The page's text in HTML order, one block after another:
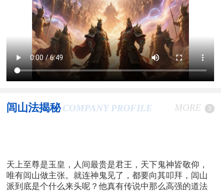
闾山法揭秘 COMPANY PROFILE MORE
天上至尊是玉皇，人间最贵是君王，天下鬼神皆敬仰，
唯有闾山做主张。就连神鬼见了，都要向其叩拜，闾山
派到底是个什么来头呢？他真有传说中那么高强的道法